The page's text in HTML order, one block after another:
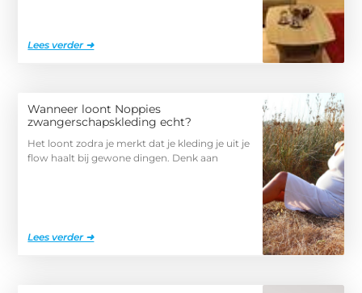
Lees verder ➜
Wanneer loont Noppies
zwangerschapskleding echt?
Het loont zodra je merkt dat je kleding je uit je
flow haalt bij gewone dingen. Denk aan
Lees verder ➜